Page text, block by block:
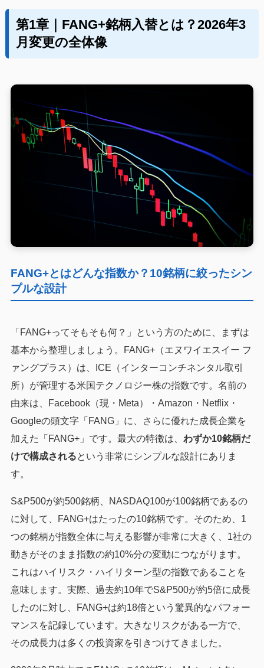
第1章｜FANG+銘柄入替とは？2026年3
月変更の全体像
FANG+とはどんな指数か？10銘柄に絞ったシン
プルな設計
「FANG+ってそもそも何？」という方のために、まずは
基本から整理しましょう。FANG+（エヌワイエスイー フ
ァングプラス）は、ICE（インターコンチネンタル取引
所）が管理する米国テクノロジー株の指数です。名前の
由来は、Facebook（現・Meta）・Amazon・Netflix・
Googleの頭文字「FANG」に、さらに優れた成長企業を
加えた「FANG+」です。最大の特徴は、 わずか10銘柄だ
けで構成されるという非常にシンプルな設計にありま
す。
S&P500が約500銘柄、NASDAQ100が100銘柄であるの
に対して、FANG+はたったの10銘柄です。そのため、1
つの銘柄が指数全体に与える影響が非常に大きく、1社の
動きがそのまま指数の約10%分の変動につながります。
これはハイリスク・ハイリターン型の指数であることを
意味します。実際、過去約10年でS&P500が約5倍に成長
したのに対し、FANG+は約18倍という驚異的なパフォー
マンスを記録しています。大きなリスクがある一方で、
その成長力は多くの投資家を引きつけてきました。